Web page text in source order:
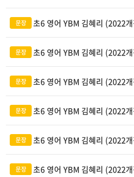
초6 영어 YBM 김혜리 (2022
초6 영어 YBM 김혜리 (2022
초6 영어 YBM 김혜리 (2022
초6 영어 YBM 김혜리 (2022
초6 영어 YBM 김혜리 (2022
초6 영어 YBM 김혜리 (2022